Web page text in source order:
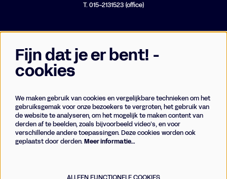
T. 015-2131523 (office)
Businessclub
Vrienden
Techniek
Fijn dat je er bent! -
cookies
We maken gebruik van cookies en vergelijkbare technieken om het
gebruiksgemak voor onze bezoekers te vergroten, het gebruik van
de website te analyseren, om het mogelijk te maken content van
derden af te beelden, zoals bijvoorbeeld video’s, en voor
verschillende andere toepassingen. Deze cookies worden ook
geplaatst door derden.Meer informatie…
ALLEEN FUNCTIONELE COOKIES